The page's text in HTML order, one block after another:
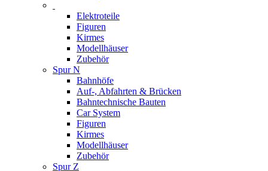
Elektroteile
Figuren
Kirmes
Modellhäuser
Zubehör
Spur N
Bahnhöfe
Auf-, Abfahrten & Brücken
Bahntechnische Bauten
Car System
Figuren
Kirmes
Modellhäuser
Zubehör
Spur Z